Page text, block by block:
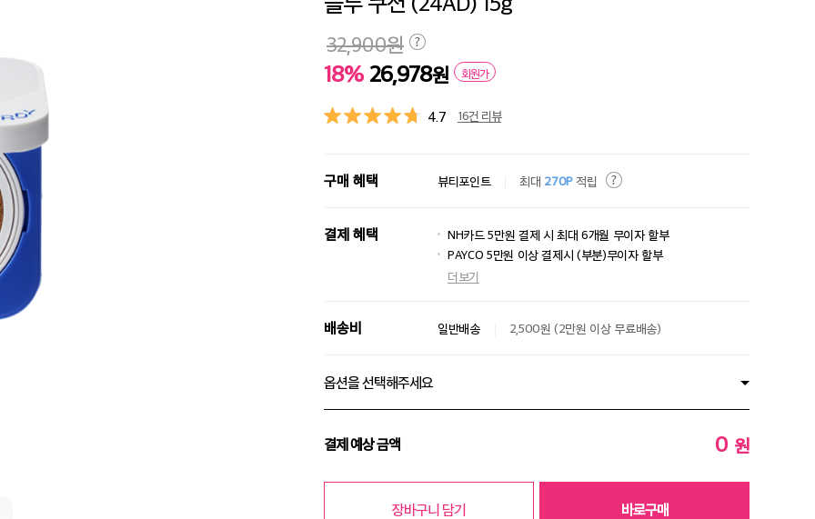
18% 26,978원 회원가
32,900원
4.7 16건 리뷰
구매 혜택 뷰티포인트 최대 270P적립
결제 혜택
NH카드 5만원 결제 시 최대 6개월 무이자 할부
PAYCO 5만원 이상 결제시 (부분)무이자 할부
더보기
배송비 일반배송 2,500원 (2만원 이상 무료배송)
옵션을 선택해주세요
결제 예상 금액 0 원
장바구니 담기 바로구매